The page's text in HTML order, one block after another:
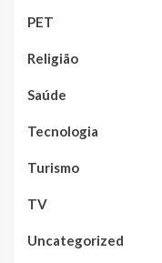
PET
Religião
Saúde
Tecnologia
Turismo
TV
Uncategorized